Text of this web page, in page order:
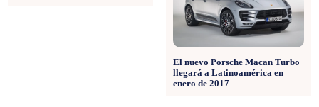
El nuevo Porsche Macan Turbo
llegará a Latinoamérica en
enero de 2017